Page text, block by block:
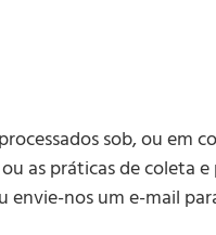
sob, ou em
as práticas de coleta
envie-nos um e-mail